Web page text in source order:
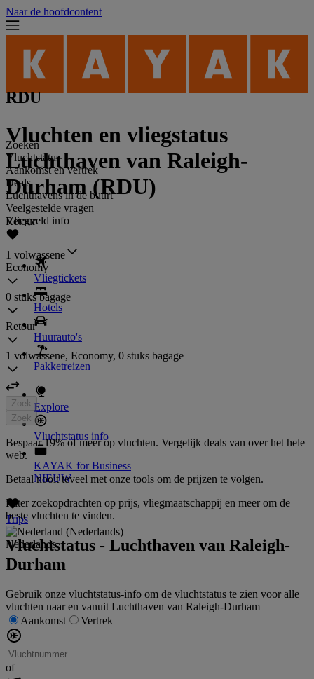
Naar de hoofdcontent
Zoeken
Vluchtstatus
Aankomst en vertrek
Deals
Luchthavens in de buurt
Veelgestelde vragen
Vliegveld info
Vliegtickets
Hotels
Huurauto's
Pakketreizen
Explore
Vluchtstatus info
KAYAK for Business
NIEUW
Trips
Nederlands
RDU
Vluchten en vliegstatus
Luchthaven van Raleigh-
Durham (RDU)
Retour
1 volwassene
Economy
0 stuks bagage
Retour
1 volwassene, Economy, 0 stuks bagage
Zoek
Zoek
Bespaar 19% of meer op vluchten. Vergelijk deals van over het hele
web.
Betaal nooit teveel met onze tools om de prijzen te volgen.
Filter zoekopdrachten op prijs, vliegmaatschappij en meer om de
beste vluchten te vinden.
Vluchtstatus - Luchthaven van Raleigh-
Durham
Gebruik onze vluchtstatus-info om de vluchtstatus te zien voor alle
vluchten naar en vanuit Luchthaven van Raleigh-Durham
Aankomst
Vertrek
of